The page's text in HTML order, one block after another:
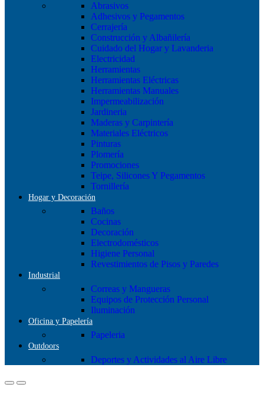
Abrasivos
Adhesivos y Pegamentos
Cerrajería
Construcción y Albañilería
Cuidado del Hogar y Lavanderia
Electricidad
Herramientas
Herramientas Eléctricas
Herramientas Manuales
Impermeabilización
Jardineria
Maderas y Carpintería
Materiales Eléctricos
Pinturas
Plomería
Promociones
Teipe, Silicones Y Pegamentos
Tornillería
Hogar y Decoración
Baños
Cocinas
Decoración
Electrodomésticos
Higiene Personal
Revestimientos de Pisos y Paredes
Industrial
Correas y Mangueras
Equipos de Protección Personal
Iluminación
Oficina y Papelería
Papeleria
Outdoors
Deportes y Actividades al Aire Libre